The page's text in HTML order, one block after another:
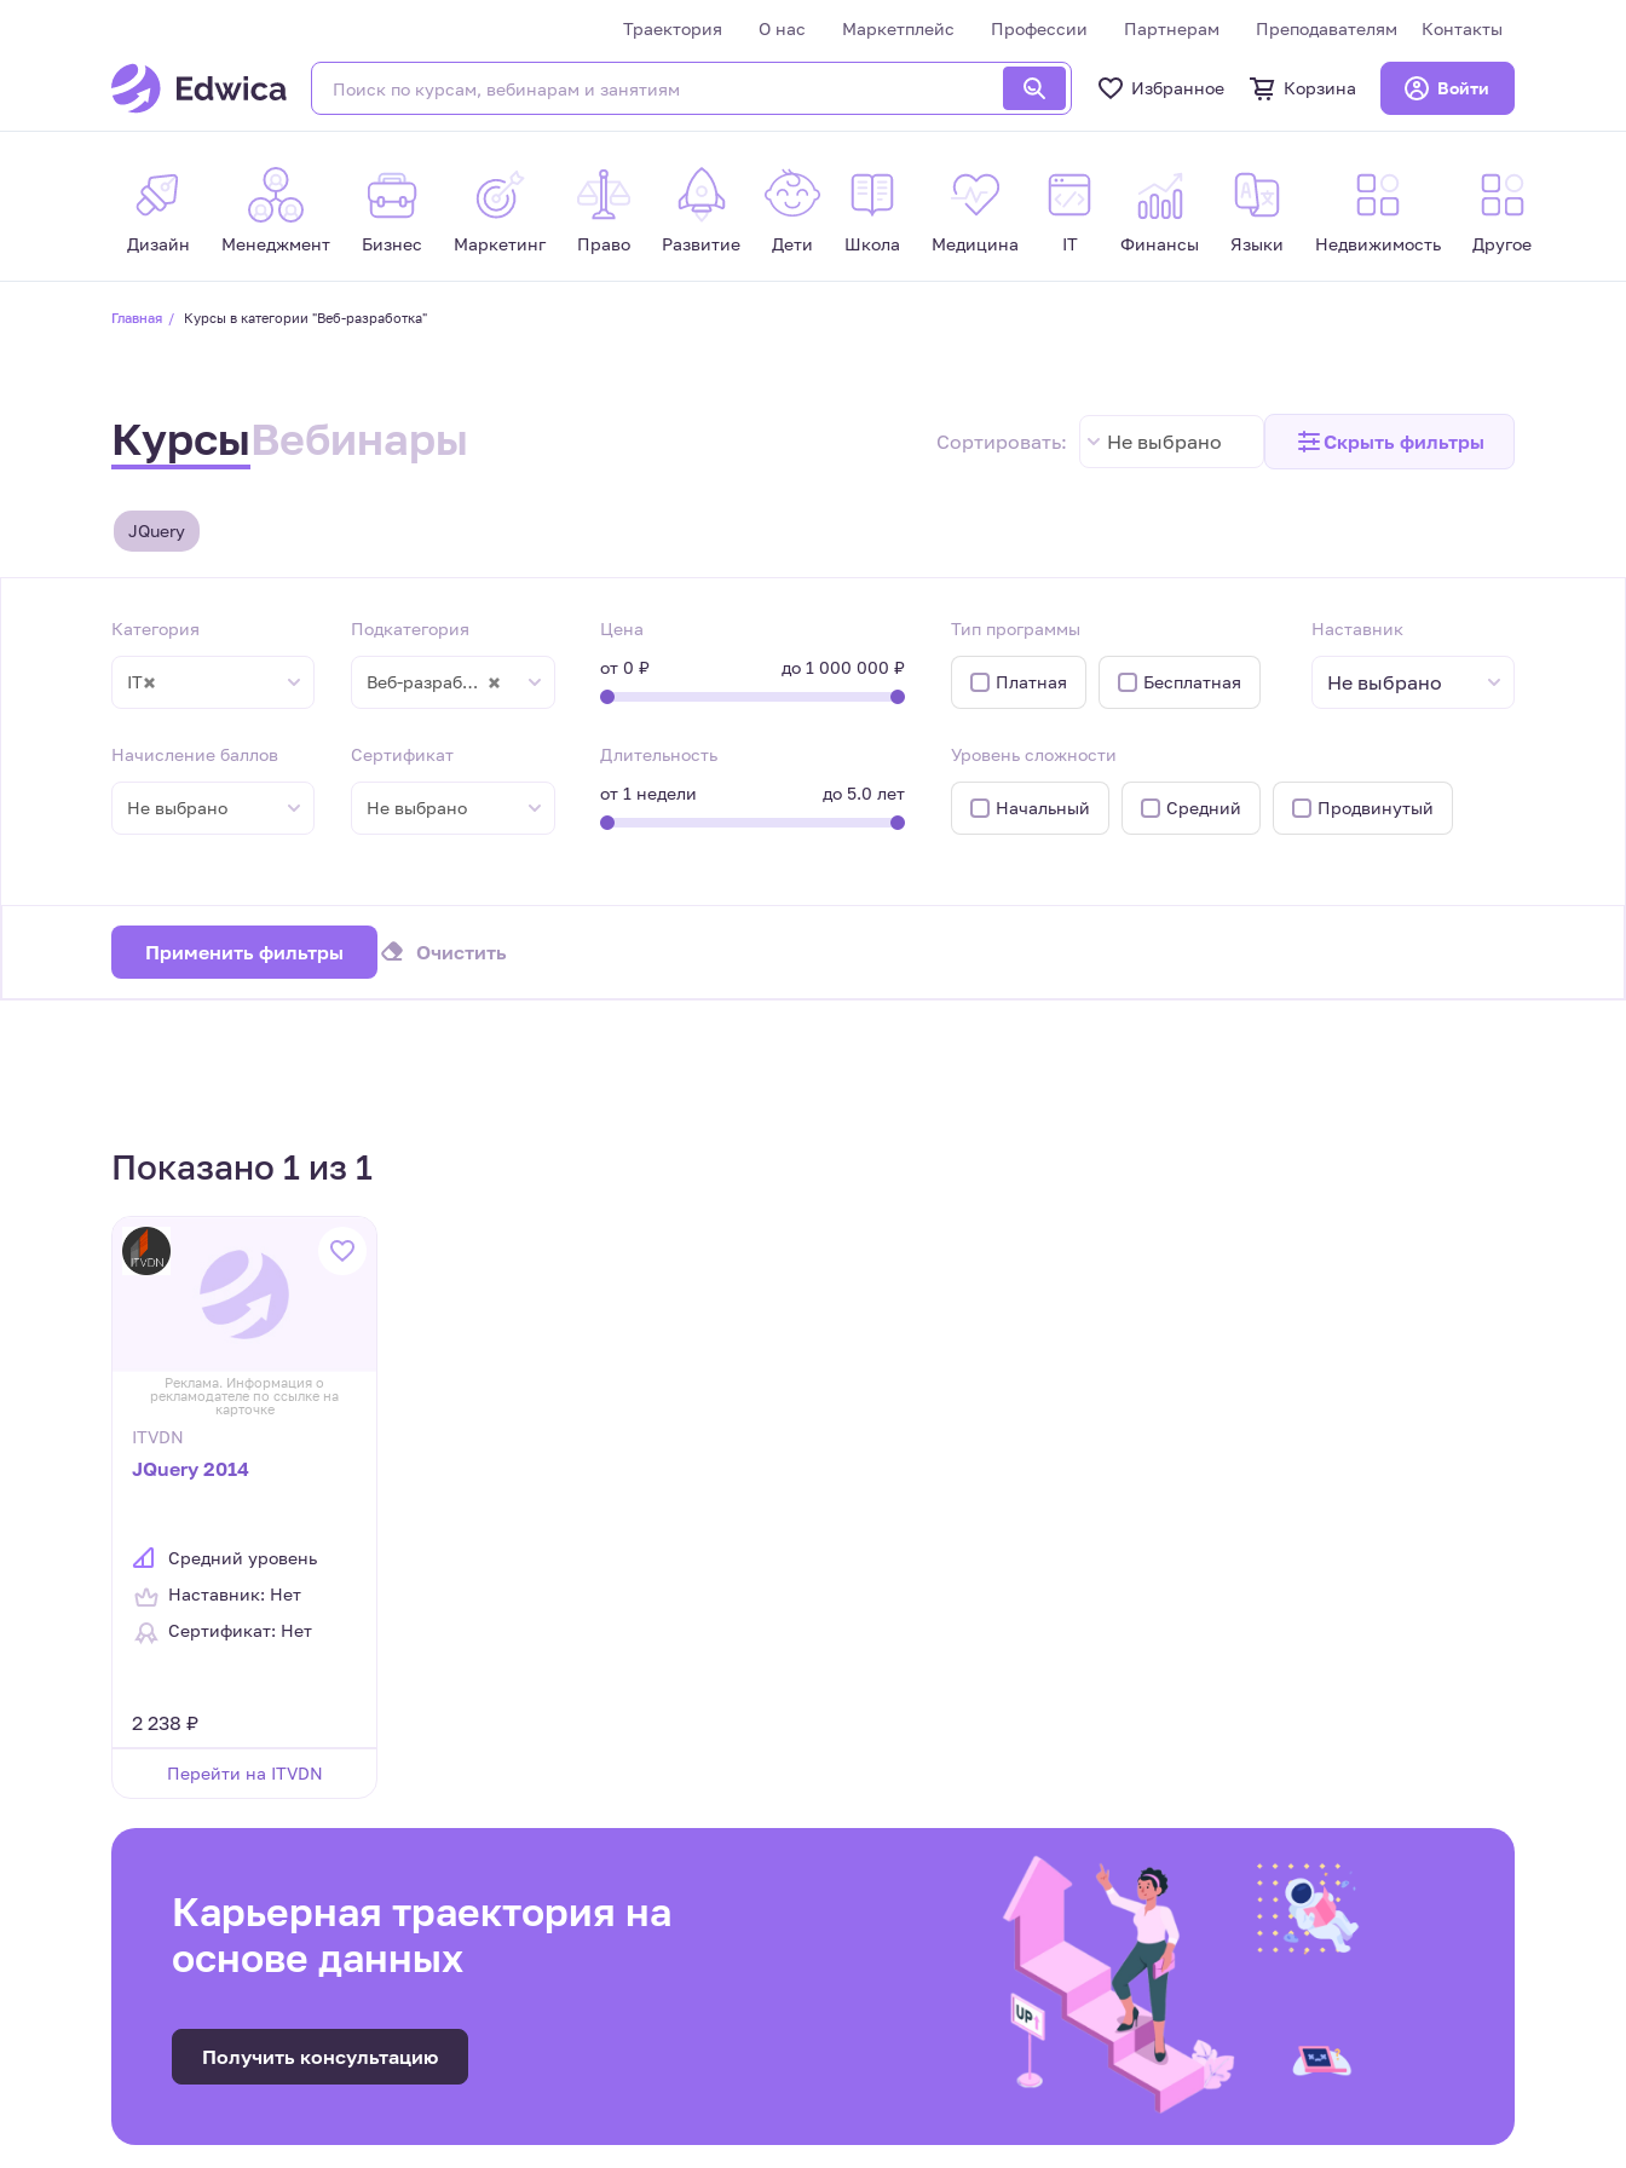
Траектория О нас Маркетплейс Профессии Партнерам Преподавателям Контакты
Избранное Корзина Войти
Дизайн Менеджмент Бизнес Маркетинг Право Развитие Дети Школа Медицина IT Финансы Языки Недвижимость Другое
Главная Курсы в категории "Веб-разработка"
КурсыВебинары Сортировать: Не выбрано Скрыть фильтры
JQuery
Категория
×
IT
Подкатегория
×
Веб-разработка
Цена
от0 ₽ до1 000 000 ₽
Тип программы
Платная Бесплатная
Наставник
Не выбрано
Начисление баллов
Не выбрано
Сертификат
Не выбрано
Длительность
от1 недели до 5.0 лет
Уровень сложности
Начальный Средний Продвинутый
Применить фильтры Очистить
Показано 1 из 1
Реклама. Информация о
рекламодателе по ссылке на
карточке
ITVDN
JQuery 2014
Средний уровень
Наставник: Нет
Сертификат: Нет
2 238 ₽
Перейти на ITVDN
Карьерная траектория на
основе данных
Получить консультацию